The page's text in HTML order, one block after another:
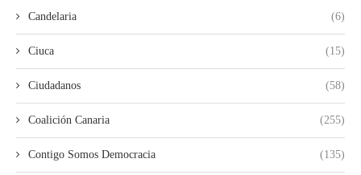
Candelaria (6)
Ciuca (15)
Ciudadanos (58)
Coalición Canaria (255)
Contigo Somos Democracia (135)